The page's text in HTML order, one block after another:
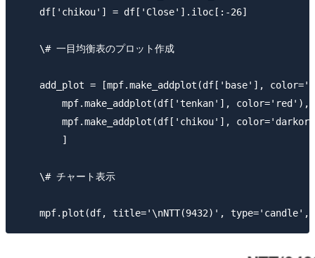
​    df['chikou'] = df['Close'].iloc[:-26]
​    \# 一目均衡表のプロット作成
add_plot = [mpf.make_addplot(df['base'],
​        mpf.make_addplot(df['tenkan'], color='red'),
mpf.make_addplot(df['chikou'],
​        ]
​    \# チャート表示